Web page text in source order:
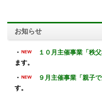
お知らせ
・ １０月主催事業「秩
ます。
・ ９月主催事業「親子
す。